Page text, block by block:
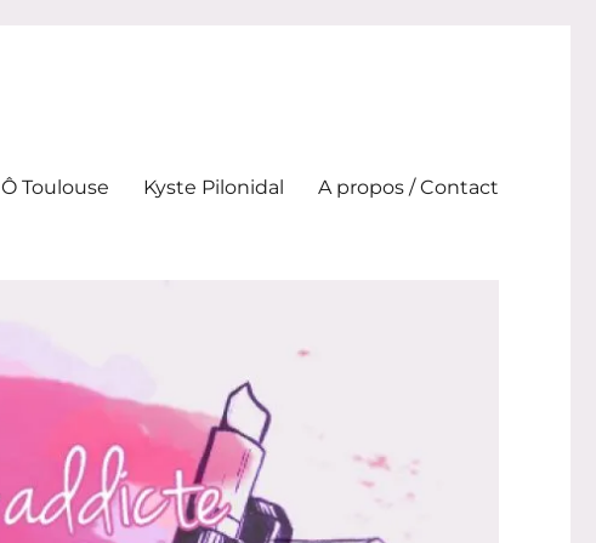
Ô Toulouse Kyste Pilonidal A propos / Contact